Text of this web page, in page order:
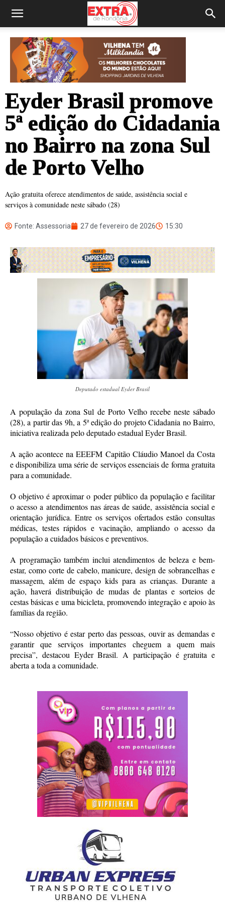
Eyder Brasil promove
5ª edição do Cidadania
no Bairro na zona Sul
de Porto Velho
Ação gratuita oferece atendimentos de saúde, assistência social e
serviços à comunidade neste sábado (28)
Fonte: Assessoria 27 de fevereiro de 2026 15:30
Deputado estadual Eyder Brasil
A população da zona Sul de Porto Velho recebe neste sábado
(28), a partir das 9h, a 5ª edição do projeto Cidadania no Bairro,
iniciativa realizada pelo deputado estadual Eyder Brasil.
A ação acontece na EEEFM Capitão Cláudio Manoel da Costa
e disponibiliza uma série de serviços essenciais de forma gratuita
para a comunidade.
O objetivo é aproximar o poder público da população e facilitar
o acesso a atendimentos nas áreas de saúde, assistência social e
orientação jurídica. Entre os serviços ofertados estão consultas
médicas, testes rápidos e vacinação, ampliando o acesso da
população a cuidados básicos e preventivos.
A programação também inclui atendimentos de beleza e bem-
estar, como corte de cabelo, manicure, design de sobrancelhas e
massagem, além de espaço kids para as crianças. Durante a
ação, haverá distribuição de mudas de plantas e sorteios de
cestas básicas e uma bicicleta, promovendo integração e apoio às
famílias da região.
“Nosso objetivo é estar perto das pessoas, ouvir as demandas e
garantir que serviços importantes cheguem a quem mais
precisa”, destacou Eyder Brasil. A participação é gratuita e
aberta a toda a comunidade.